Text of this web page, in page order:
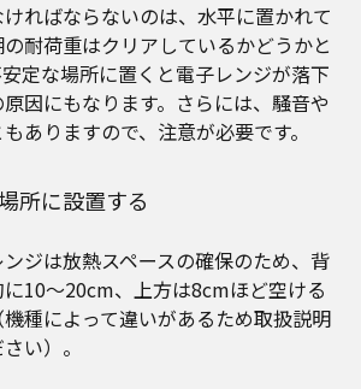
ればならないのは、水平に置かれて
耐荷重はクリアしているかどうかと
定な場所に置くと電子レンジが落下
因にもなります。さらには、騒音や
ありますので、注意が必要です。
所に設置する
ジは放熱スペースの確保のため、背
10～20cm、上方は8cmほど空ける
種によって違いがあるため取扱説明
い）。